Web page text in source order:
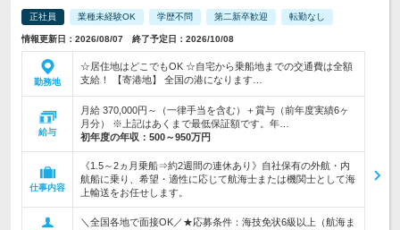
正社員 業種未経験OK 学歴不問 第二新卒歓迎 転勤なし
情報更新日：2026/08/07 終了予定日：2026/10/08
勤務地
☆居住地はどこでもOK ☆自宅から乗船地までの交通費は全額
支給！ 【寄港地】 全国の港になります…
給与
月給 370,000円～（一律手当を含む）＋賞与（前年度実績6ヶ
月分） ※上記はあくまで最低保証額です。年…
初年度の年収： 500～950万円
仕事内容
《1.5～2ヵ月乗船⇒約2週間の連休あり》自社保有の外航・内
航船に乗り、希望・適性に応じて航海士または機関士として海
上輸送をお任せします。
＼全国各地で面接OK／★応募条件：海技免状6級以上（航海ま